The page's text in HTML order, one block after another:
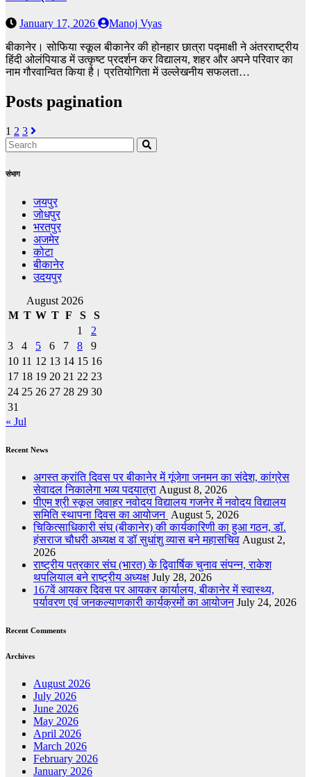
January 17, 2026
Manoj Vyas
बीकानेर। सोफिया स्कूल बीकानेर की होनहार छात्रा पद्माक्षी ने अंतरराष्ट्रीय
हिंदी ओलंपियाड में उत्कृष्ट प्रदर्शन कर विद्यालय, शहर और अपने परिवार का
नाम गौरवान्वित किया है। प्रतियोगिता में उल्लेखनीय सफलता…
Posts pagination
1 2 3
संभाग
जयपुर
जोधपुर
भरतपुर
अजमेर
कोटा
बीकानेर
उदयपुर
August 2026
M T W T F S
S
1
2
3
4 5 6 7 8
9
10 11 12 13 14 15 16
17 18 19 20 21 22 23
24 25 26 27 28 29 30
31
« Jul
Recent News
अगस्त क्रांति दिवस पर बीकानेर में गूंजेगा जनमन का संदेश, कांग्रेस
सेवादल निकालेगा भव्य पदयात्रा August 8, 2026
पीएम श्री स्कूल जवाहर नवोदय विद्यालय गजनेर में नवोदय विद्यालय
समिति स्थापना दिवस का आयोजन August 5, 2026
चिकित्साधिकारी संघ (बीकानेर) की कार्यकारिणी का हुआ गठन, डॉ.
हंसराज चौधरी अध्यक्ष व डॉ सुधांशु व्यास बने महासचिव August 2,
2026
राष्ट्रीय पत्रकार संघ (भारत) के द्विवार्षिक चुनाव संपन्न, राकेश
थपलियाल बने राष्ट्रीय अध्यक्ष July 28, 2026
167वें आयकर दिवस पर आयकर कार्यालय, बीकानेर में स्वास्थ्य,
पर्यावरण एवं जनकल्याणकारी कार्यक्रमों का आयोजन July 24, 2026
Recent Comments
Archives
August 2026
July 2026
June 2026
May 2026
April 2026
March 2026
February 2026
January 2026